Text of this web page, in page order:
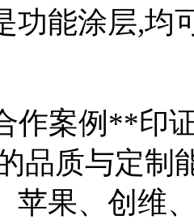
功能涂层,均
作案例**印
品质与定制
苹果、创维